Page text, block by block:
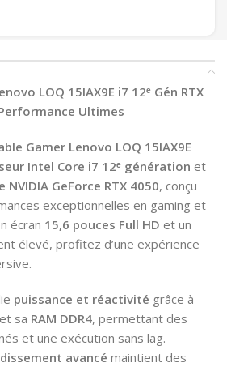
LOQ 15IAX9E i7 12ᵉ Gén RTX
Ultimes
Gamer Lenovo LOQ 15IAX9E
Intel Core i7 12ᵉ génération et
GeForce RTX 4050, conçu
exceptionnelles en gaming et
écran 15,6 pouces Full HD et un
élevé, profitez d’une expérience
puissance et réactivité grâce à
et sa RAM DDR4, permettant des
et une exécution sans lag.
avancé maintient des